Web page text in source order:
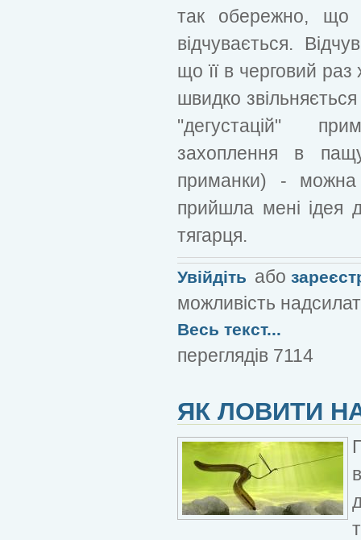
так обережно, що
відчувається.
що її в черговий
швидко
"дегустацій"
захоплення в
приманки) - можна
прийшла мені ідея
тягарця.
Увійдіть або
можливість
Весь текст...
переглядів 7114
ЯК ЛОВИТИ